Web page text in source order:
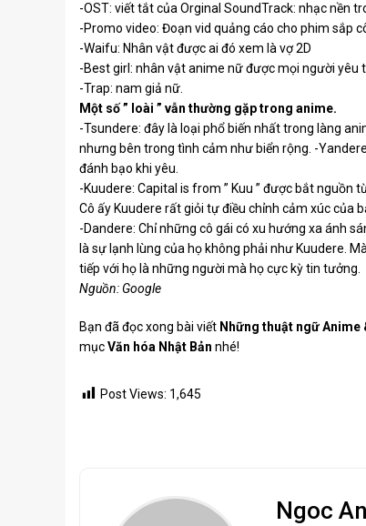
-OST: viết tắt của Orginal SoundTrack: nhạc nền
-Promo video: Đoạn vid quảng cáo cho phim sắp
-Waifu: Nhân vật được ai đó xem là vợ 2D
-Best girl: nhân vật anime nữ được mọi người yêu
-Trap: nam giả nữ.
Một số ” loài ” vẫn thường gặp trong anime.
-Tsundere: đây là loại phổ biến nhất trong làng
nhưng bên trong tình cảm như biển rộng. -
đánh bạo khi yêu.
-Kuudere: Capital is from ” Kuu ” được bắt nguồn
Cô ấy Kuudere rất giỏi tự điều chỉnh cảm xúc của
-Dandere: Chỉ những cô gái có xu hướng xa ánh
là sự lạnh lùng của họ không phải như Kuudere.
tiếp với họ là những người mà họ cực kỳ tin tưởng.
Nguồn: Google
Bạn đã đọc xong bài viết Những thuật ngữ Anime
mụcVăn hóa Nhật Bản nhé!
Post Views: 1,645
Ngoc